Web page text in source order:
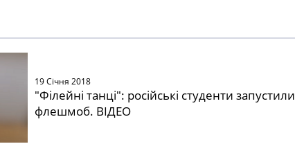
19 Січня 2018
"Філейні танці": російські студенти запустили
флешмоб. ВІДЕО